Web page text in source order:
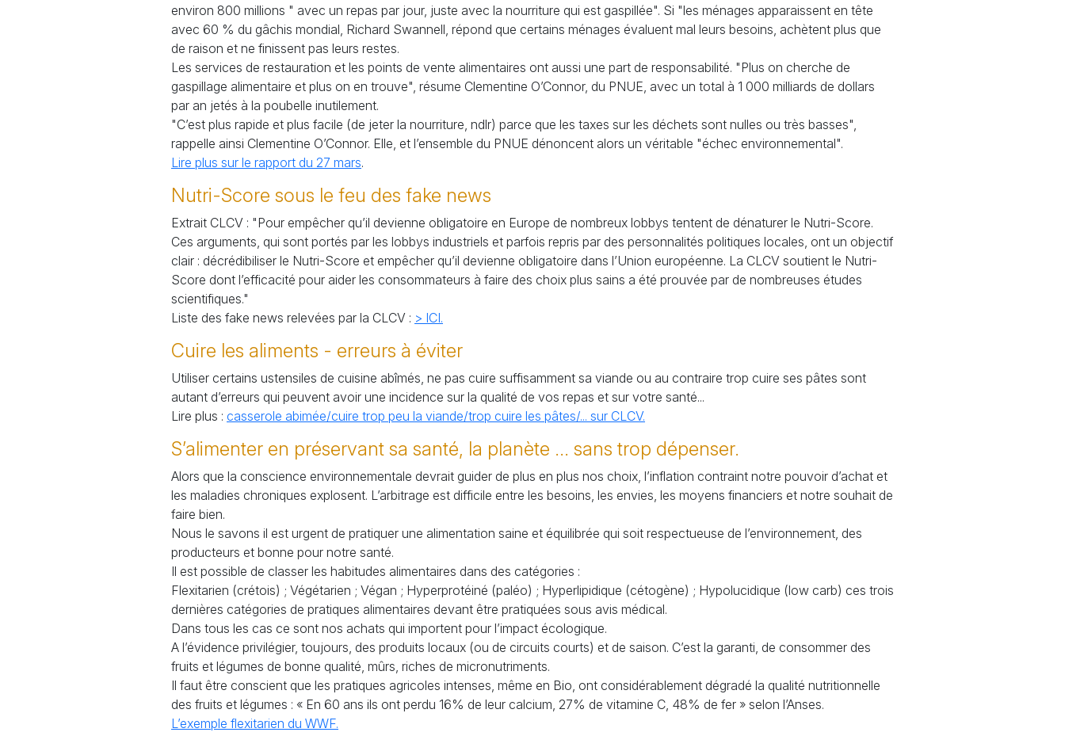
environ 800 millions " avec un repas par jour, juste avec la nourriture qui est gaspillée". Si "les ménages apparaissent en tête
avec 60 % du gâchis mondial, Richard Swannell, répond que certains ménages évaluent mal leurs besoins, achètent plus que
de raison et ne finissent pas leurs restes.
Les services de restauration et les points de vente alimentaires ont aussi une part de responsabilité. "Plus on cherche de
gaspillage alimentaire et plus on en trouve", résume Clementine O’Connor, du PNUE, avec un total à 1 000 milliards de dollars
par an jetés à la poubelle inutilement.
"C’est plus rapide et plus facile (de jeter la nourriture, ndlr) parce que les taxes sur les déchets sont nulles ou très basses",
rappelle ainsi Clementine O’Connor. Elle, et l’ensemble du PNUE dénoncent alors un véritable "échec environnemental".
Lire plus sur le rapport du 27 mars.
Nutri-Score sous le feu des fake news
Extrait CLCV : "Pour empêcher qu’il devienne obligatoire en Europe de nombreux lobbys tentent de dénaturer le Nutri-Score.
Ces arguments, qui sont portés par les lobbys industriels et parfois repris par des personnalités politiques locales, ont un objectif
clair : décrédibiliser le Nutri-Score et empêcher qu’il devienne obligatoire dans l’Union européenne. La CLCV soutient le Nutri-
Score dont l’efficacité pour aider les consommateurs à faire des choix plus sains a été prouvée par de nombreuses études
scientifiques."
Liste des fake news relevées par la CLCV : > ICI.
Cuire les aliments - erreurs à éviter
Utiliser certains ustensiles de cuisine abîmés, ne pas cuire suffisamment sa viande ou au contraire trop cuire ses pâtes sont
autant d’erreurs qui peuvent avoir une incidence sur la qualité de vos repas et sur votre santé...
Lire plus : casserole abimée/cuire trop peu la viande/trop cuire les pâtes/... sur CLCV.
S’alimenter en préservant sa santé, la planète ... sans trop dépenser.
Alors que la conscience environnementale devrait guider de plus en plus nos choix, l’inflation contraint notre pouvoir d’achat et
les maladies chroniques explosent. L’arbitrage est difficile entre les besoins, les envies, les moyens financiers et notre souhait de
faire bien.
Nous le savons il est urgent de pratiquer une alimentation saine et équilibrée qui soit respectueuse de l’environnement, des
producteurs et bonne pour notre santé.
Il est possible de classer les habitudes alimentaires dans des catégories :
Flexitarien (crétois) ; Végétarien ; Végan ; Hyperprotéiné (paléo) ; Hyperlipidique (cétogène) ; Hypolucidique (low carb) ces trois
dernières catégories de pratiques alimentaires devant être pratiquées sous avis médical.
Dans tous les cas ce sont nos achats qui importent pour l’impact écologique.
A l’évidence privilégier, toujours, des produits locaux (ou de circuits courts) et de saison. C’est la garanti, de consommer des
fruits et légumes de bonne qualité, mûrs, riches de micronutriments.
Il faut être conscient que les pratiques agricoles intenses, même en Bio, ont considérablement dégradé la qualité nutritionnelle
des fruits et légumes : « En 60 ans ils ont perdu 16% de leur calcium, 27% de vitamine C, 48% de fer » selon l’Anses.
L’exemple flexitarien du WWF.